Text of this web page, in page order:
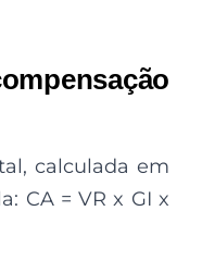
calculada em
CA = VR x GI x